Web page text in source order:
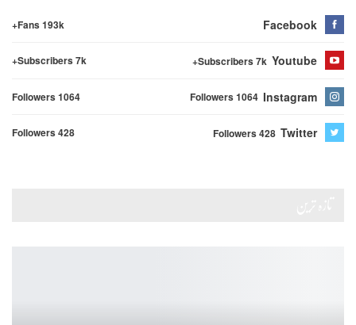
Facebook
Fans 193k+
Youtube
Subscribers 7k+
Subscribers 7k+
Instagram
Followers 1064
Followers 1064
Twitter
Followers 428
Followers 428